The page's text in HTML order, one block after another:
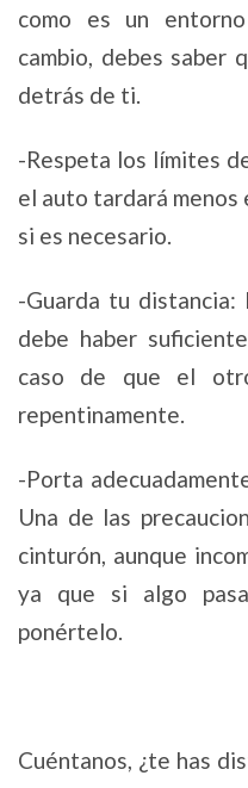
como es un
cambio, debes saber
detrás de ti.
-Respeta los límites
el auto tardará
si es necesario.
-Guarda tu
debe haber
caso de que el
repentinamente.
-Porta
Una de las
cinturón, aunque
ya que si algo
ponértelo.
Cuéntanos, ¿te has